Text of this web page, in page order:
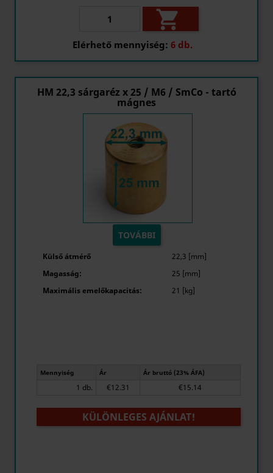

Elérhető mennyiség: 6 db.
HM 22,3 sárgaréz x 25 / M6 / SmCo - tartó
mágnes
TOVÁBBI
Külső átmérő
22,3 [mm]
Magasság:
25 [mm]
Maximális emelőkapacitás:
21 [kg]
Mennyiség Ár Ár bruttó (23% ÁFA)
1 db. €12.31 €15.14
KÜLÖNLEGES AJÁNLAT!